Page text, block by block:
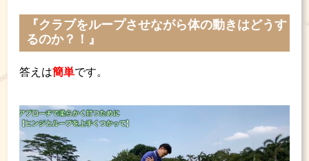
『クラブをループさせながら体の動きはどうす
るのか？！』
答えは簡単です。